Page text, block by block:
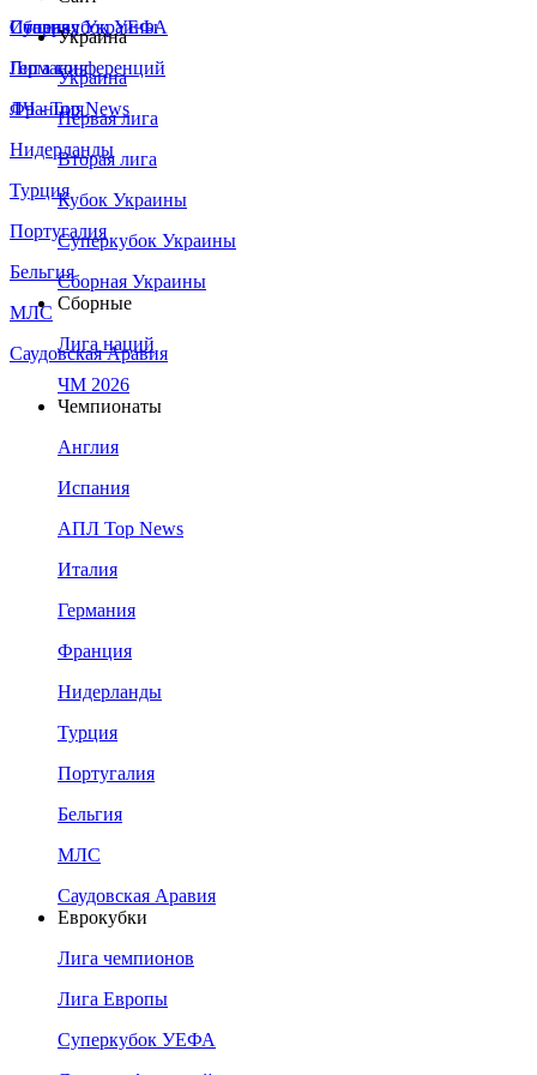
Сборная Украины
Италия
Германия
Франция
Нидерланды
Турция
Португалия
Бельгия
МЛС
Саудовская Аравия
Суперкубок УЕФА
Лига конференций
ЛЧ - Top News
Украина
Украина
Первая лига
Вторая лига
Кубок Украины
Суперкубок Украины
Сборная Украины
Сборные
Лига наций
ЧМ 2026
Чемпионаты
Англия
Испания
АПЛ Top News
Италия
Германия
Франция
Нидерланды
Турция
Португалия
Бельгия
МЛС
Саудовская Аравия
Еврокубки
Лига чемпионов
Лига Европы
Суперкубок УЕФА